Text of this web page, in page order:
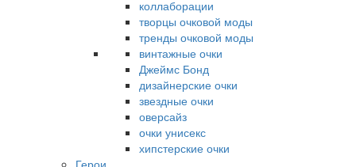
коллаборации
творцы очковой моды
тренды очковой моды
винтажные очки
Джеймс Бонд
дизайнерские очки
звездные очки
оверсайз
очки унисекс
хипстерские очки